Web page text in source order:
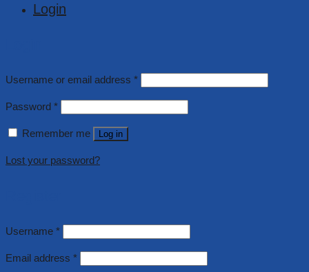
Login
Username or email address *
Password *
Remember me Log in
Lost your password?
Username *
Email address *